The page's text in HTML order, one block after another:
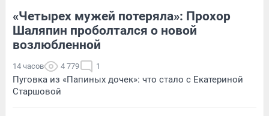
«Четырех мужей потеряла»: Прохор
Шаляпин проболтался о новой
возлюбленной
14 часов 4 779 1
Пуговка из «Папиных дочек»: что стало с Екатериной
Старшовой